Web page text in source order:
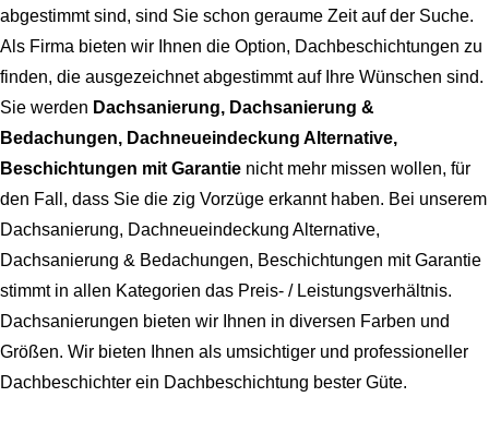
abgestimmt sind, sind Sie schon geraume Zeit auf der Suche.
Als Firma bieten wir Ihnen die Option, Dachbeschichtungen zu
finden, die ausgezeichnet abgestimmt auf Ihre Wünschen sind.
Sie werden Dachsanierung, Dachsanierung &
Bedachungen, Dachneueindeckung Alternative,
Beschichtungen mit Garantie nicht mehr missen wollen, für
den Fall, dass Sie die zig Vorzüge erkannt haben. Bei unserem
Dachsanierung, Dachneueindeckung Alternative,
Dachsanierung & Bedachungen, Beschichtungen mit Garantie
stimmt in allen Kategorien das Preis- / Leistungsverhältnis.
Dachsanierungen bieten wir Ihnen in diversen Farben und
Größen. Wir bieten Ihnen als umsichtiger und professioneller
Dachbeschichter ein Dachbeschichtung bester Güte.